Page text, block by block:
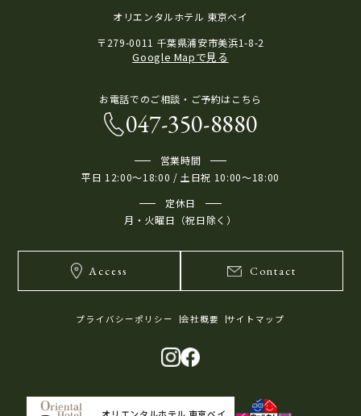
オリエンタルホテル 東京ベイ
〒279-0011 千葉県浦安市美浜1-8-2
Google Mapで見る
お電話でのご相談・ご予約はこちら
047-350-8880
営業時間
平日 12:00～18:00 / 土日祝 10:00～18:00
定休日
月・火曜日（祝日除く）
Access Contact
プライバシーポリシー 会社概要 サイトマップ